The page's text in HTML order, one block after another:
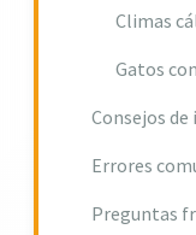
Climas
Gatos
Consejos
Errores
Preguntas